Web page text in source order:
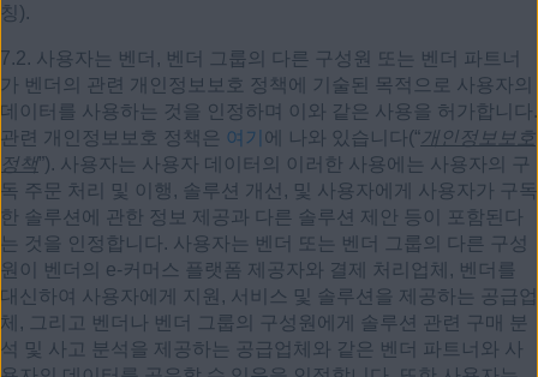
칭).
7.2. 사용자는 벤더, 벤더 그룹의 다른 구성원 또는 벤더 파트너
가 벤더의 관련 개인정보보호 정책에 기술된 목적으로 사용자의
데이터를 사용하는 것을 인정하며 이와 같은 사용을 허가합니다.
관련 개인정보보호 정책은 여기 에 나와 있습니다(“개인정보보호
정책”). 사용자는 사용자 데이터의 이러한 사용에는 사용자의 구
독 주문 처리 및 이행, 솔루션 개선, 및 사용자에게 사용자가 구독
한 솔루션에 관한 정보 제공과 다른 솔루션 제안 등이 포함된다
는 것을 인정합니다. 사용자는 벤더 또는 벤더 그룹의 다른 구성
원이 벤더의 e-커머스 플랫폼 제공자와 결제 처리업체, 벤더를
대신하여 사용자에게 지원, 서비스 및 솔루션을 제공하는 공급업
체, 그리고 벤더나 벤더 그룹의 구성원에게 솔루션 관련 구매 분
석 및 사고 분석을 제공하는 공급업체와 같은 벤더 파트너와 사